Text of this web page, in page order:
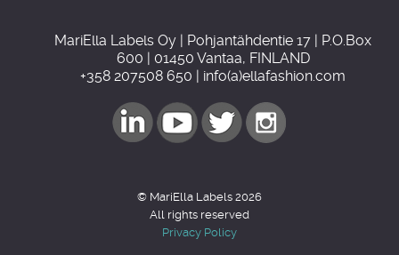
MariElla Labels Oy | Pohjantähdentie 17 | P.O.Box
600 | 01450 Vantaa, FINLAND
+358 207508 650 | info(a)ellafashion.com
© MariElla Labels 2026
All rights reserved
Privacy Policy